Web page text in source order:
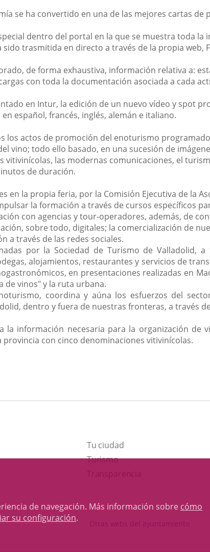
de navegación. Más información sobre cómo
su configuración.
se ha convertido en una de las mejores cartas
dentro del portal en la que se muestra toda
trasmitida en directo a través de la propia web,
de forma exhaustiva, información relativa a:
con toda la documentación asociada a cada
en Intur, la edición de un nuevo vídeo y spot
español, francés, inglés, alemán e italiano.
los actos de promoción del enoturismo
vino; todo ello basado, en una sucesión de
vitivinícolas, las modernas comunicaciones, el
de duración.
en la propia feria, por la Comisión Ejecutiva de la
la formación a través de cursos específicos
con agencias y tour-operadores, además, de
sobre todo, digitales; la comercialización de
a través de las redes sociales.
por la Sociedad de Turismo de Valladolid,
alojamientos, restaurantes y servicios de
en presentaciones realizadas en
de vinos" y la ruta urbana.
coordina y aúna los esfuerzos del
dentro y fuera de nuestras fronteras, a través
información necesaria para la organización de
con cinco denominaciones vitivinícolas.
Tu ciudad
TurismoEste
una
Otras webs del ayuntamiento